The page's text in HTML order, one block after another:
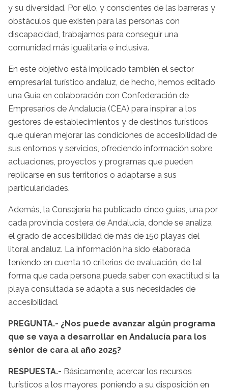
y su diversidad. Por ello, y conscientes de las barreras y
obstáculos que existen para las personas con
discapacidad, trabajamos para conseguir una
comunidad más igualitaria e inclusiva.
En este objetivo está implicado también el sector
empresarial turístico andaluz, de hecho, hemos editado
una Guía en colaboración con Confederación de
Empresarios de Andalucía (CEA) para inspirar a los
gestores de establecimientos y de destinos turísticos
que quieran mejorar las condiciones de accesibilidad de
sus entornos y servicios, ofreciendo información sobre
actuaciones, proyectos y programas que pueden
replicarse en sus territorios o adaptarse a sus
particularidades.
Además, la Consejería ha publicado cinco guías, una por
cada provincia costera de Andalucía, donde se analiza
el grado de accesibilidad de más de 150 playas del
litoral andaluz. La información ha sido elaborada
teniendo en cuenta 10 criterios de evaluación, de tal
forma que cada persona pueda saber con exactitud si la
playa consultada se adapta a sus necesidades de
accesibilidad.
PREGUNTA.- ¿Nos puede avanzar algún programa
que se vaya a desarrollar en Andalucía para los
sénior de cara al año 2025?
RESPUESTA.- Básicamente, acercar los recursos
turísticos a los mayores, poniendo a su disposición en